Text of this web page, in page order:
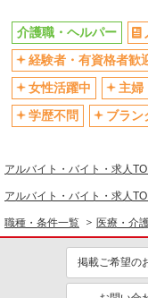
介護職・ヘルパー
経験者・有資格者歓
女性活躍中
主婦
学歴不問
ブラン
アルバイト・バイト・求人
アルバイト・バイト・求人
職種・条件一覧 医療・介
掲載ご希望の